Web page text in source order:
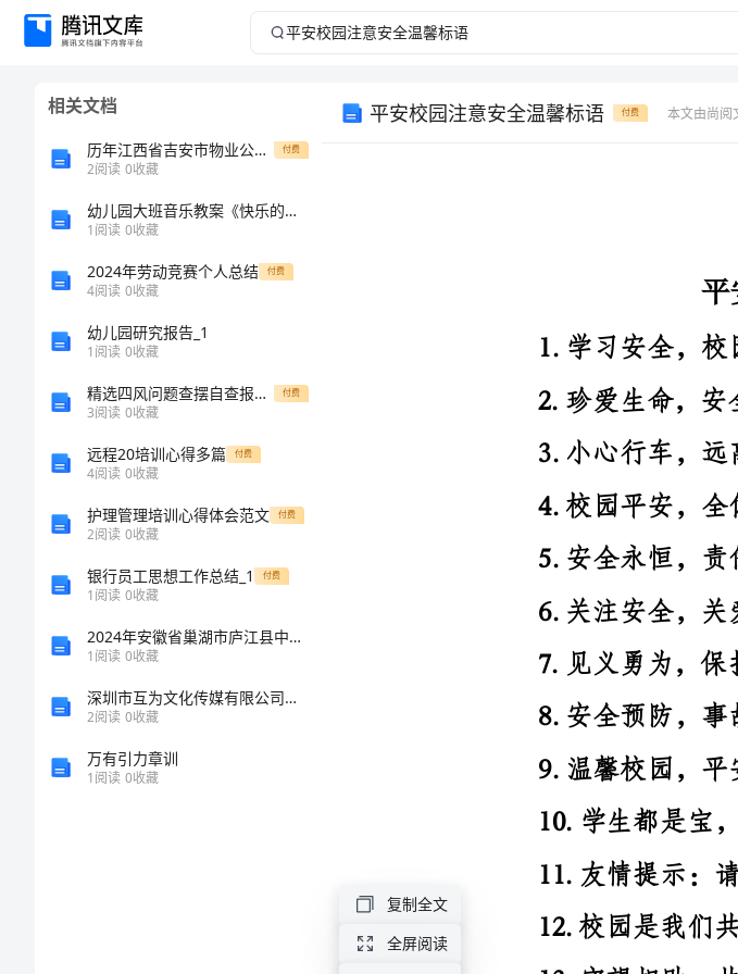
平
相关文档
历年江西省吉安市物业公司物业管理基本工作范围及职责知识竞赛试题题库免费答案 付费
2阅读 0收藏
幼儿园大班音乐教案《快乐的孔雀》
1阅读 0收藏
2024年劳动竞赛个人总结 付费
4阅读 0收藏
幼儿园研究报告_1
1阅读 0收藏
精选四风问题查摆自查报告范文2600字 付费
3阅读 0收藏
远程20培训心得多篇 付费
4阅读 0收藏
护理管理培训心得体会范文 付费
2阅读 0收藏
银行员工思想工作总结_1 付费
1阅读 0收藏
2024年安徽省巢湖市庐江县中级统计师《统计基础知识理论及相关知识》预测密卷及答案
1阅读 0收藏
深圳市互为文化传媒有限公司介绍企业发展分析报告
2阅读 0收藏
万有引力章训
1阅读 0收藏
平安校园注意安全温馨标语 付费 本文由尚阅
15.生命无价，安全无比重要。
16.智慧行走，安全无忧。
3.小心行车，远离事故。
4.校园平安，全体有责。
5.安全永恒，责任由我。
6.关注安全，关爱生命。
8.安全预防，事故杜绝。
9.温馨校园，平安在行动。
13.守望相助，共筑平安校园。
复制全文
全屏阅读